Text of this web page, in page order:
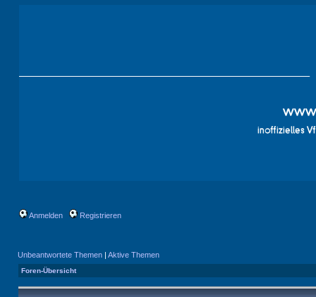
Anmelden Registrieren
Unbeantwortete Themen | Aktive Themen
Foren-Übersicht